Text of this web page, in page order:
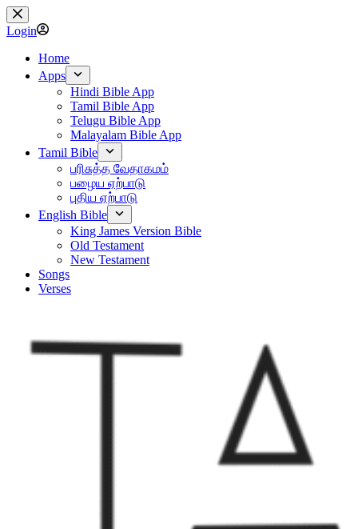
Skip
to
content
Login
Home
Apps
Hindi Bible App
Tamil Bible App
Telugu Bible App
Malayalam Bible App
Tamil Bible
பரிசுத்த வேதாகமம்
பழைய ஏற்பாடு
புதிய ஏற்பாடு
English Bible
King James Version Bible
Old Testament
New Testament
Songs
Verses